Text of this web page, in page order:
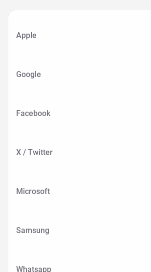
Apple
Google
Facebook
X / Twitter
Microsoft
Samsung
Whatsapp